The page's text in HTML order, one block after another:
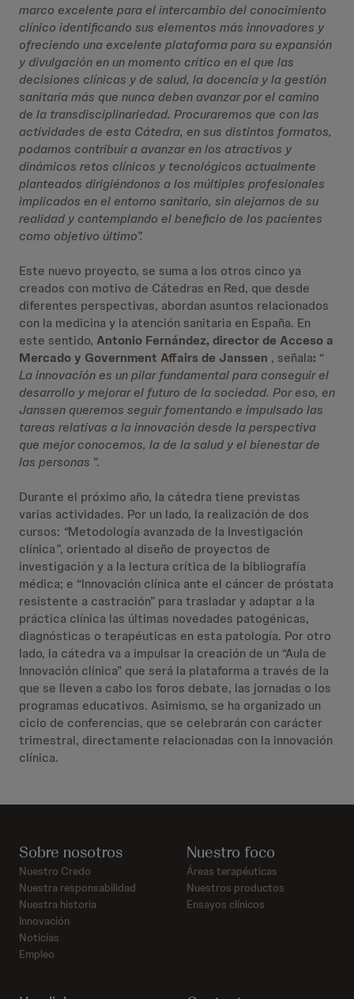
marco excelente para el intercambio del conocimiento
clínico identificando sus elementos más innovadores y
ofreciendo una excelente plataforma para su expansión
y divulgación en un momento crítico en el que las
decisiones clínicas y de salud, la docencia y la gestión
sanitaria más que nunca deben avanzar por el camino
de la transdisciplinariedad. Procuraremos que con las
actividades de esta Cátedra, en sus distintos formatos,
podamos contribuir a avanzar en los atractivos y
dinámicos retos clínicos y tecnológicos actualmente
planteados dirigiéndonos a los múltiples profesionales
implicados en el entorno sanitario, sin alejarnos de su
realidad y contemplando el beneficio de los pacientes
como objetivo último”.
Este nuevo proyecto, se suma a los otros cinco ya
creados con motivo de Cátedras en Red, que desde
diferentes perspectivas, abordan asuntos relacionados
con la medicina y la atención sanitaria en España. En
este sentido, Antonio Fernández, director de Acceso a
Mercado y Government Affairs de Janssen , señala: “
La innovación es un pilar fundamental para conseguir el
desarrollo y mejorar el futuro de la sociedad. Por eso, en
Janssen queremos seguir fomentando e impulsado las
tareas relativas a la innovación desde la perspectiva
que mejor conocemos, la de la salud y el bienestar de
las personas ”.
Durante el próximo año, la cátedra tiene previstas
varias actividades. Por un lado, la realización de dos
cursos: “Metodología avanzada de la Investigación
clínica”, orientado al diseño de proyectos de
investigación y a la lectura crítica de la bibliografía
médica; e “Innovación clínica ante el cáncer de próstata
resistente a castración” para trasladar y adaptar a la
práctica clínica las últimas novedades patogénicas,
diagnósticas o terapéuticas en esta patología. Por otro
lado, la cátedra va a impulsar la creación de un “Aula de
Innovación clínica” que será la plataforma a través de la
que se lleven a cabo los foros debate, las jornadas o los
programas educativos. Asimismo, se ha organizado un
ciclo de conferencias, que se celebrarán con carácter
trimestral, directamente relacionadas con la innovación
clínica.
Sobre nosotros
Nuestro Credo
Nuestra responsabilidad
Nuestra historia
Innovación
Noticias
Empleo
Nuestro foco
Áreas terapéuticas
Nuestros productos
Ensayos clínicos